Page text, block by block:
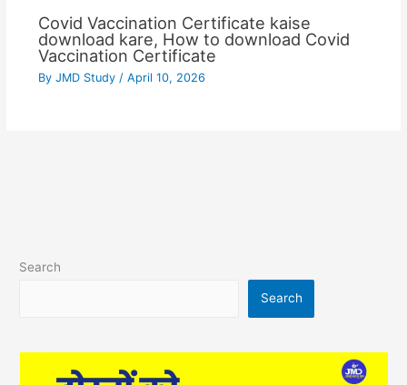
Covid Vaccination Certificate kaise
download kare, How to download Covid
Vaccination Certificate
By JMD Study / April 10, 2026
Search
Search